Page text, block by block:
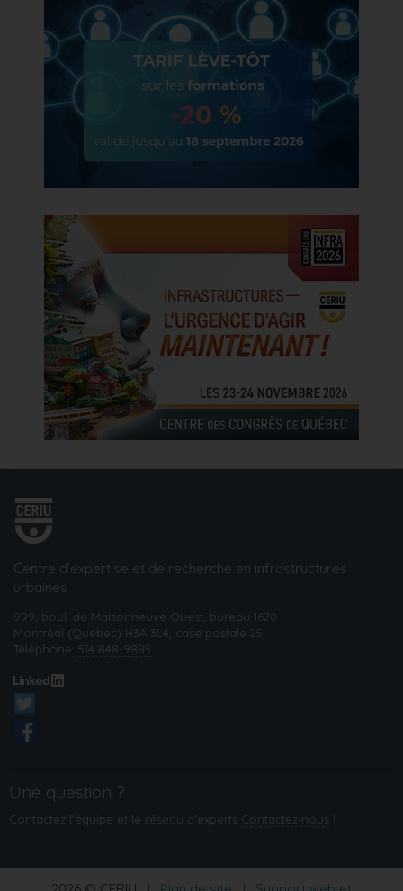
Centre d’expertise et de recherche en infrastructures
urbaines
999, boul. de Maisonneuve Ouest, bureau 1620
Montréal (Québec) H3A 3L4, case postale 25
Téléphone: 514 848-9885
Une question ?
Contactez l'équipe et le réseau d’experts Contactez‑nous !